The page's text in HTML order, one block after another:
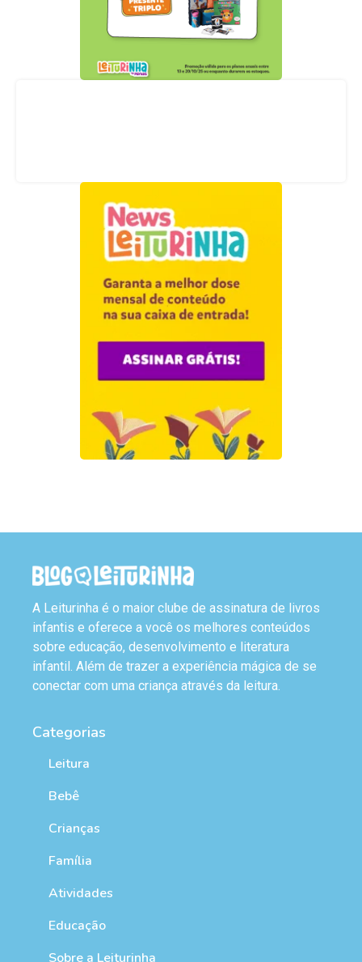
A Leiturinha é o maior clube de assinatura de livros
infantis e oferece a você os melhores conteúdos
sobre educação, desenvolvimento e literatura
infantil. Além de trazer a experiência mágica de se
conectar com uma criança através da leitura.
Categorias
Leitura
Bebê
Crianças
Família
Atividades
Educação
Sobre a Leiturinha